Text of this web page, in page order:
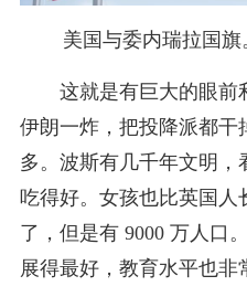
美国与委内瑞拉国旗
这就是有巨大的眼前
伊朗一炸，把投降派都干
多。波斯有几千年文明，
吃得好。女孩也比英国人
了，但是有 9000 万人口
展得最好，教育水平也非